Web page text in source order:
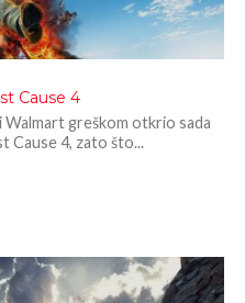
Cause 4
Walmart greškom otkrio sada
Cause 4, zato što...